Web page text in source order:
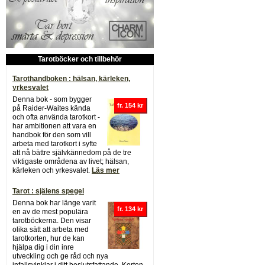
Tarotböcker och tillbehör
Tarothandboken : hälsan, kärleken,
yrkesvalet
fr. 154 kr
Denna bok - som bygger
på Raider-Waites kända
och ofta använda tarotkort -
har ambitionen att vara en
handbok för den som vill
arbeta med tarotkort i syfte
att nå bättre självkännedom på de tre
viktigaste områdena av livet; hälsan,
kärleken och yrkesvalet. Läs mer
Tarot : själens spegel
fr. 134 kr
Denna bok har länge varit
en av de mest populära
tarotböckerna. Den visar
olika sätt att arbeta med
tarotkorten, hur de kan
hjälpa dig i din inre
utveckling och ge råd och nya